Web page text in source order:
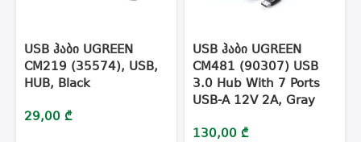
USB ჰაბი UGREEN
CM219 (35574), USB,
HUB, Black
29,00 ₾
USB ჰაბი UGREEN
CM481 (90307) USB
3.0 Hub With 7 Ports
USB-A 12V 2A, Gray
130,00 ₾